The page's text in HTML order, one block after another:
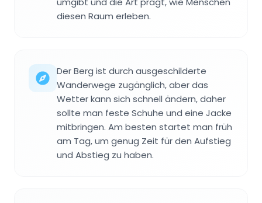
diesen Raum erleben.
Der Berg ist durch ausgeschilderte
Wanderwege zugänglich, aber das
Wetter kann sich schnell ändern, daher
sollte man feste Schuhe und eine Jacke
mitbringen. Am besten startet man früh
am Tag, um genug Zeit für den Aufstieg
und Abstieg zu haben.